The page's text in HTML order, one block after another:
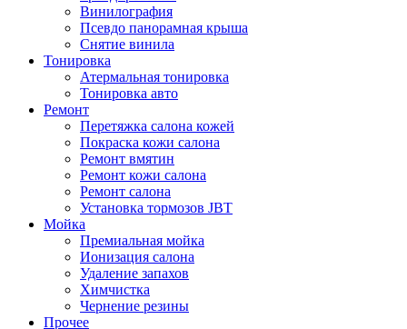
Винилография
Псевдо панорамная крыша
Снятие винила
Тонировка
Атермальная тонировка
Тонировка авто
Ремонт
Перетяжка салона кожей
Покраска кожи салона
Ремонт вмятин
Ремонт кожи салона
Ремонт салона
Установка тормозов JBT
Мойка
Премиальная мойка
Ионизация салона
Удаление запахов
Химчистка
Чернение резины
Прочее